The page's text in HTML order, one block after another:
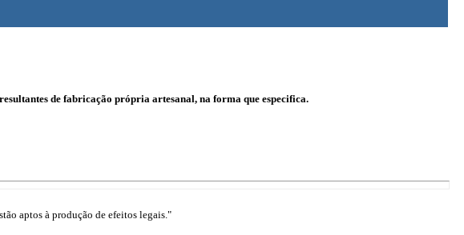
de fabricação própria artesanal, na forma que especifica.
aptos à produção de efeitos legais."